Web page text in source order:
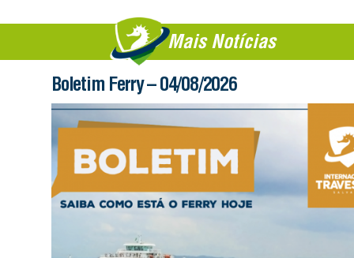
Mais Notícias
Boletim Ferry – 04/08/2026